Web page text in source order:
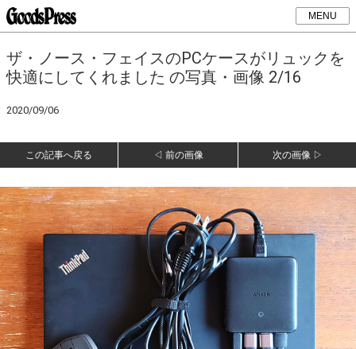
MENU
ザ・ノース・フェイスのPCケースがリュックを
快適にしてくれました の写真・画像 2/16
2020/09/06
この記事へ戻る ◁ 前の画像 次の画像 ▷